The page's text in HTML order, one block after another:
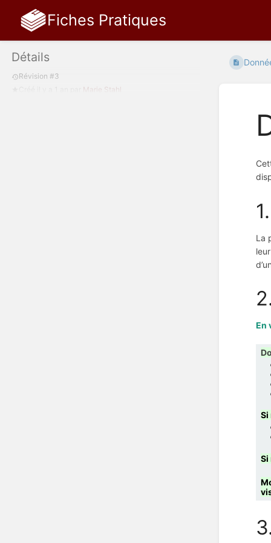
Fiches Pratiques
Détails
Révision #3
Marie Stahl
La
En
Si
Si